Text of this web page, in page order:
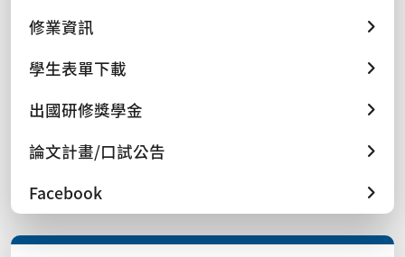
修業資訊
學生表單下載
出國研修獎學金
論文計畫/口試公告
Facebook